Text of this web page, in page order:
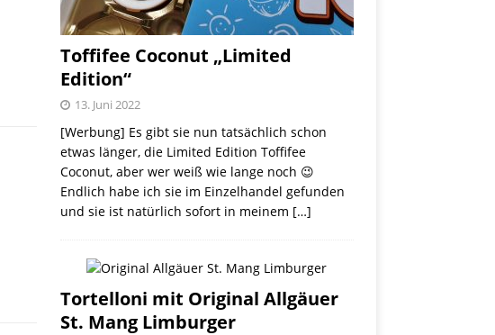
Toffifee Coconut „Limited
Edition“
13. Juni 2022
[Werbung] Es gibt sie nun tatsächlich schon
etwas länger, die Limited Edition Toffifee
Coconut, aber wer weiß wie lange noch 😉
Endlich habe ich sie im Einzelhandel gefunden
und sie ist natürlich sofort in meinem […]
Tortelloni mit Original Allgäuer
St. Mang Limburger